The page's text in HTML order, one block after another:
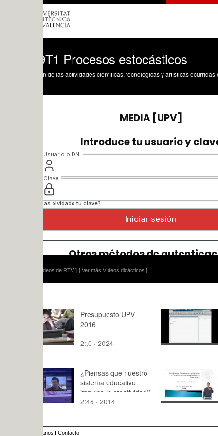
Procesos estocásticos
de las actividades científicas, tecnológicas y artísticas ocurridas en los tres
[ Ver más Vídeos didácticos ]
Presupuesto UPV
2016
2:,0 · 2024
M2-EDO-
3:16 · 2015
¿Piensas que nuestro
sistema educativo
impulsa la creatividad?
2:46 · 2014
No
6:33 · 2009